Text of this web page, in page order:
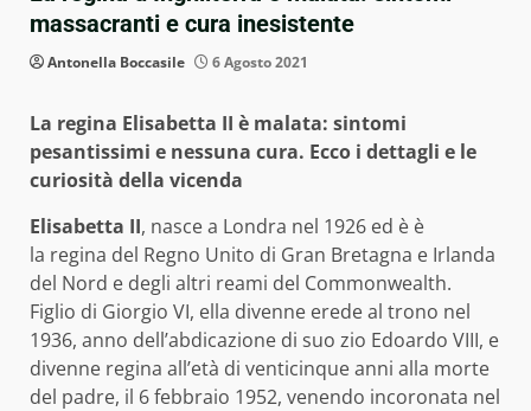
massacranti e cura inesistente
Antonella Boccasile 6 Agosto 2021
La regina Elisabetta II è malata: sintomi
pesantissimi e nessuna cura. Ecco i dettagli e le
curiosità della vicenda
Elisabetta II, nasce a Londra nel 1926 ed è è
la regina del Regno Unito di Gran Bretagna e Irlanda
del Nord e degli altri reami del Commonwealth.
Figlio di Giorgio VI, ella divenne erede al trono nel
1936, anno dell’abdicazione di suo zio Edoardo VIII, e
divenne regina all’età di venticinque anni alla morte
del padre, il 6 febbraio 1952, venendo incoronata nel